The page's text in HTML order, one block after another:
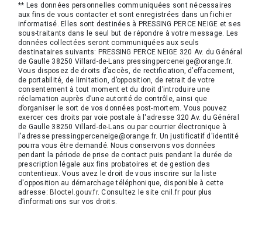
** Les données personnelles communiquées sont nécessaires
aux fins de vous contacter et sont enregistrées dans un fichier
informatisé. Elles sont destinées à PRESSING PERCE NEIGE et ses
sous-traitants dans le seul but de répondre à votre message. Les
données collectées seront communiquées aux seuls
destinataires suivants: PRESSING PERCE NEIGE 320 Av. du Général
de Gaulle 38250 Villard-de-Lans pressingperceneige@orange.fr.
Vous disposez de droits d’accès, de rectification, d’effacement,
de portabilité, de limitation, d’opposition, de retrait de votre
consentement à tout moment et du droit d’introduire une
réclamation auprès d’une autorité de contrôle, ainsi que
d’organiser le sort de vos données post-mortem. Vous pouvez
exercer ces droits par voie postale à l'adresse 320 Av. du Général
de Gaulle 38250 Villard-de-Lans ou par courrier électronique à
l'adresse pressingperceneige@orange.fr. Un justificatif d'identité
pourra vous être demandé. Nous conservons vos données
pendant la période de prise de contact puis pendant la durée de
prescription légale aux fins probatoires et de gestion des
contentieux. Vous avez le droit de vous inscrire sur la liste
d'opposition au démarchage téléphonique, disponible à cette
adresse:Bloctel.gouv.fr. Consultez le site cnil.fr pour plus
d’informations sur vos droits.